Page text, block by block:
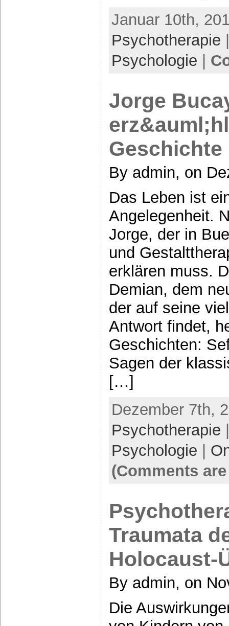
Januar 10th,
Psychotherapie
Psychologie
Jorge
Geschichte
By admin, on
Das Leben ist
Angelegenheit.
Jorge, der in
und
erklären muss.
Demian, dem
der auf seine
Antwort findet,
Geschichten:
Sagen der
[…]
Dezember 7th,
Psychotherapie
Psychologie
(Comments
Traumata
Holocaust-
By admin, on
Die